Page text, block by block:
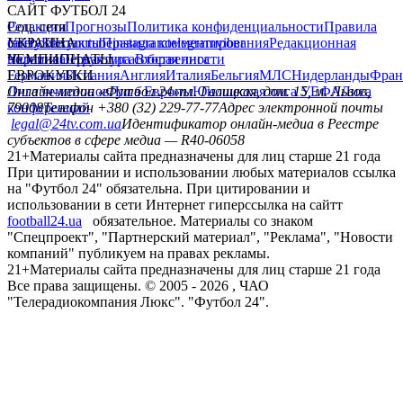
САЙТ ФУТБОЛ 24
РедакцияПрогнозыПолитика конфиденциальностиПравила
сайтуКонтактыПравила комментированияРедакционная
политикаСтруктура собственности
Соц. сети
facebookxyoutubeinstagramtelegramviber
УКРАИНА
УкраинаПервая лигаВторая лига
ЧЕМПИОНАТЫ
ГерманияИспанияАнглияИталияБельгияМЛСНидерланды
ЕВРОКУБКИ
Лига чемпионовЛига ЕвропыЮношеская лига УЕФАЛига
конференций
Онлайн-медиа «Футбол 24»пл. Галицкая, дом. 15, м. Львов,
79008Телефон +380 (32) 229-77-77Адрес электронной почты
legal@24tv.com.uaИдентификатор онлайн-медиа в Реестре
субъектов в сфере медиа — R40-06058
21+Материалы сайта предназначены для лиц старше 21 года
При цитировании и использовании любых материалов ссылка
на "Футбол 24" обязательна. При цитировании и
использовании в сети Интернет гиперссылка на сайтт
football24.ua
обязательное. Материалы со знаком
"Спецпроект", "Партнерский материал", "Реклама", "Новости
компаний" публикуем на правах рекламы.
21+Материалы сайта предназначены для лиц старше 21 года
Все права защищены. © 2005 - 2026 , ЧАО
"Телерадиокомпания Люкс". "Футбол 24".